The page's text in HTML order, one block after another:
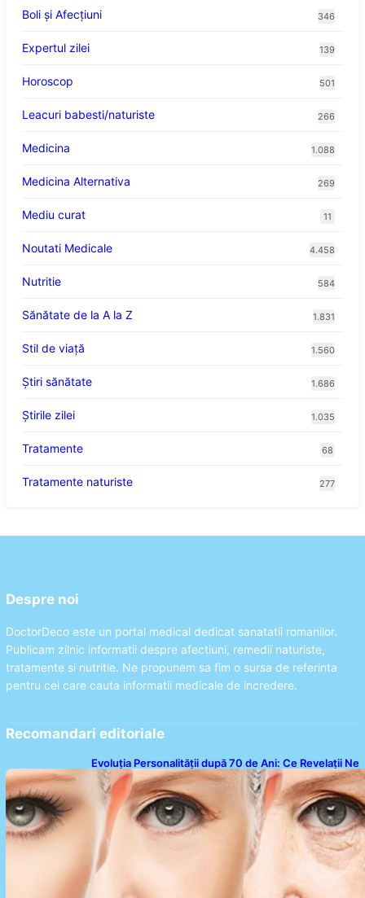
Boli și Afecțiuni 346
Expertul zilei 139
Horoscop 501
Leacuri babesti/naturiste 266
Medicina 1.088
Medicina Alternativa 269
Mediu curat 11
Noutati Medicale 4.458
Nutritie 584
Sănătate de la A la Z 1.831
Stil de viaţă 1.560
Ştiri sănătate 1.686
Știrile zilei 1.035
Tratamente 68
Tratamente naturiste 277
Despre noi
DoctorDeco este un portal medical dedicat sanatatii romanilor.
Publicam zilnic informatii despre afectiuni, remedii naturiste,
tratamente si nutritie. Ne propunem sa fim o sursa de referinta
pentru cei care cauta informatii medicale de incredere.
Recomandari editoriale
Evoluția Personalității după 70 de Ani: Ce Revelații Ne
Oferă Studiile Psihologice